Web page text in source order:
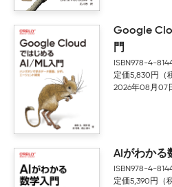
Google
門
ISBN978-4-
定価5,830円（
2026年08月07
AIがわかる
ISBN978-4-
定価5,390円（